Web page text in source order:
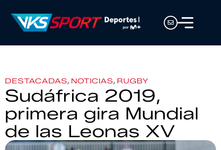
DESTACADAS, NOTICIAS, RUGBY
Sudáfrica 2019,
primera gira Mundial
de las Leonas XV